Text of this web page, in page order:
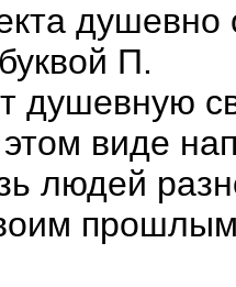
душевно
П.
душевную
виде
людей